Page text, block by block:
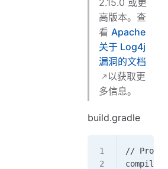
高版本。查
看 Apache
关于 Log4j
漏洞的文档
以获取更
多信息。
build.gradle
//